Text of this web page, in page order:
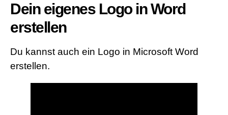
Dein eigenes Logo in Word
erstellen
Du kannst auch ein Logo in Microsoft Word
erstellen.